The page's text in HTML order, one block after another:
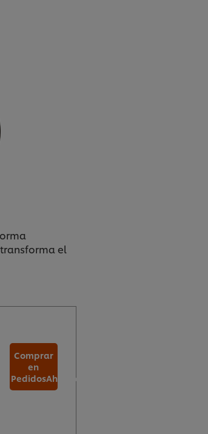
el
Comprar
en
PedidosAhora.com